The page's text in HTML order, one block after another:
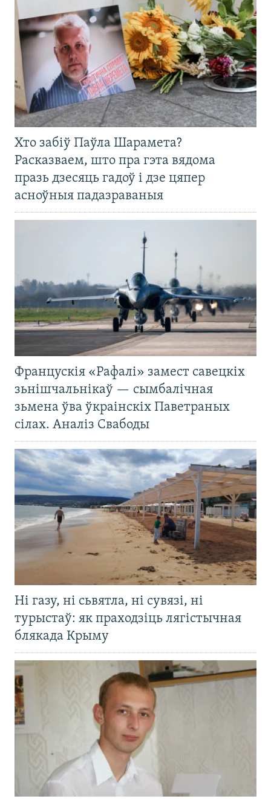
Хто забіў Паўла Шарамета?
Расказваем, што пра гэта вядома
празь дзесяць гадоў і дзе цяпер
асноўныя падазраваныя
Францускія «Рафалі» замест савецкіх
зьнішчальнікаў — сымбалічная
зьмена ўва ўкраінскіх Паветраных
сілах. Аналіз Свабоды
Ні газу, ні сьвятла, ні сувязі, ні
турыстаў: як праходзіць лягістычная
блякада Крыму